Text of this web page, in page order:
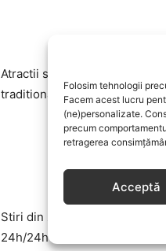
Folosim tehnologii
Facem acest lucru
(ne)personalizate.
precum
retragerea
Acceptă
Atractii si obiective turistice
traditionale din cele mai
Stiri din ziare. Fii la curent
24h/24h cele mai interesante